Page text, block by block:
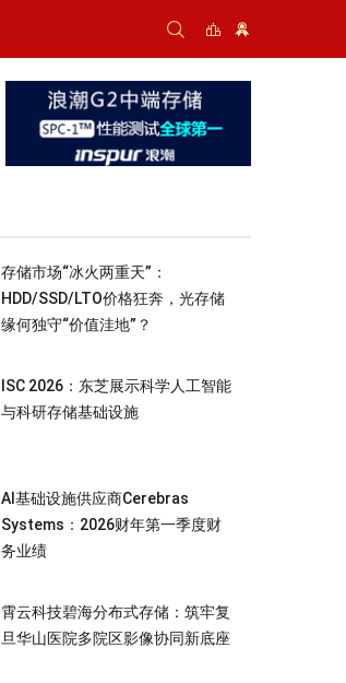
存储市场“冰火两重天”：
HDD/SSD/LTO价格狂奔，光存储
缘何独守“价值洼地”？
ISC 2026：东芝展示科学人工智能
与科研存储基础设施
AI基础设施供应商Cerebras
Systems：2026财年第一季度财
务业绩
霄云科技碧海分布式存储：筑牢复
旦华山医院多院区影像协同新底座